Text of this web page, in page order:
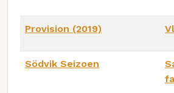
Provision (2019)
Södvik Seizoen